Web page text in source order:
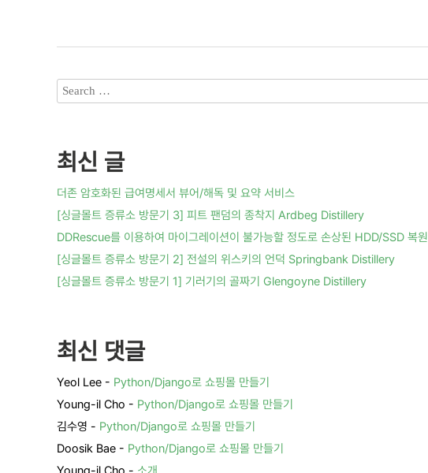
최신 글
더존 암호화된 급여명세서 뷰어/해독 및 요약 서비스
[싱글몰트 증류소 방문기 3] 피트 팬덤의 종착지 Ardbeg Distillery
DDRescue를 이용하여 마이그레이션이 불가능할 정도로 손상된 HDD/SSD 복원
[싱글몰트 증류소 방문기 2] 전설의 위스키의 언덕 Springbank Distillery
[싱글몰트 증류소 방문기 1] 기러기의 골짜기 Glengoyne Distillery
최신 댓글
Yeol Lee - Python/Django로 쇼핑몰 만들기
Young-il Cho - Python/Django로 쇼핑몰 만들기
김수영 - Python/Django로 쇼핑몰 만들기
Doosik Bae - Python/Django로 쇼핑몰 만들기